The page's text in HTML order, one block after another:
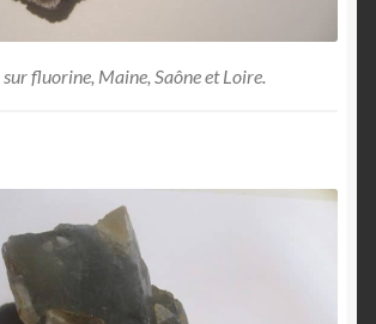
fluorine, Maine, Saône et Loire.